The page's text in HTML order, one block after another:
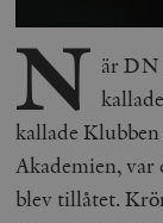
N är DN
kallade
Akademien, var
blev tillåtet.